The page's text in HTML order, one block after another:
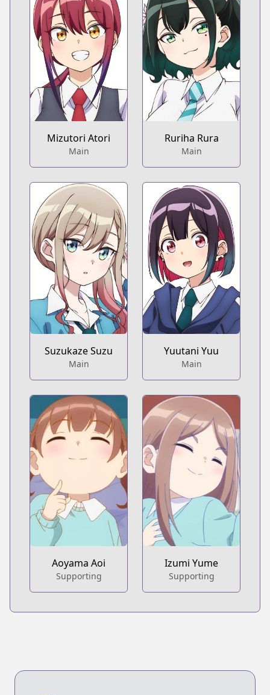
Mizutori Atori
Main
Ruriha Rura
Main
Suzukaze Suzu
Main
Yuutani Yuu
Main
Aoyama Aoi
Supporting
Izumi Yume
Supporting